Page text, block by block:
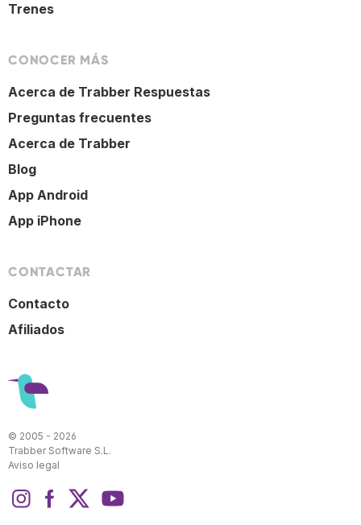
Trenes
CONOCER MÁS
Acerca de Trabber Respuestas
Preguntas frecuentes
Acerca de Trabber
Blog
App Android
App iPhone
CONTACTAR
Contacto
Afiliados
© 2005 - 2026
Trabber Software S.L.
Aviso legal